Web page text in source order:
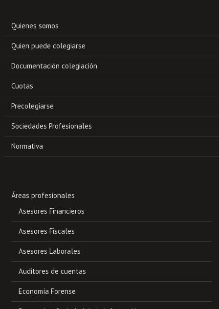
Quienes somos
Quien puede colegiarse
Documentación colegiación
Cuotas
Precolegiarse
Sociedades Profesionales
Normativa
Áreas profesionales
Asesores Financieros
Asesores Fiscales
Asesores Laborales
Auditores de cuentas
Economía Forense